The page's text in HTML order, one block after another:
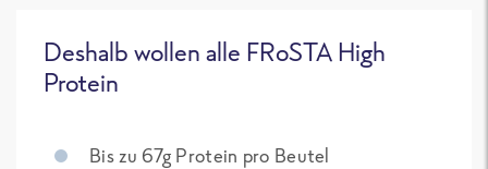
Deshalb wollen alle FRoSTA High
Protein
Bis zu 67g Protein pro Beutel